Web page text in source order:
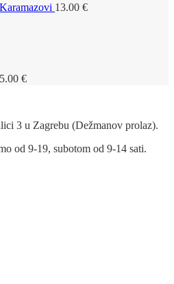
13.00 €
€
3 u Zagrebu (Dežmanov prolaz).
od 9-19, subotom od 9-14 sati.